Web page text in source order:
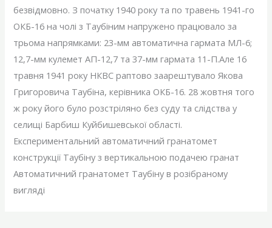
безвідмовно. З початку 1940 року та по травень 1941-го
ОКБ-16 на чолі з Таубіним напружено працювало за
трьома напрямками: 23-мм автоматична гармата МЛ-6;
12,7-мм кулемет АП-12,7 та 37-мм гармата 11-П.Але 16
травня 1941 року НКВС раптово заарештувало Якова
Григоровича Таубіна, керівника ОКБ-16. 28 жовтня того
ж року його було розстріляно без суду та слідства у
селищі Барбиш Куйбишевської області.
Експериментальний автоматичний гранатомет
конструкції Таубіну з вертикальною подачею гранат
Автоматичний гранатомет Таубіну в розібраному
вигляді